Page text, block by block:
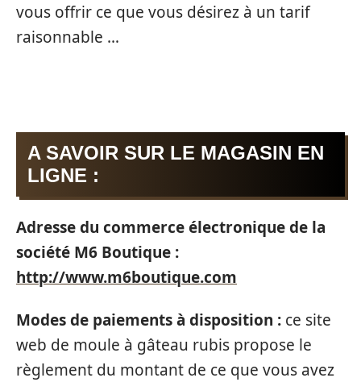
vous offrir ce que vous désirez à un tarif
raisonnable …
A SAVOIR SUR LE MAGASIN EN
LIGNE :
Adresse du commerce électronique de la
société M6 Boutique :
http://www.m6boutique.com
Modes de paiements à disposition : ce site
web de moule à gâteau rubis propose le
règlement du montant de ce que vous avez